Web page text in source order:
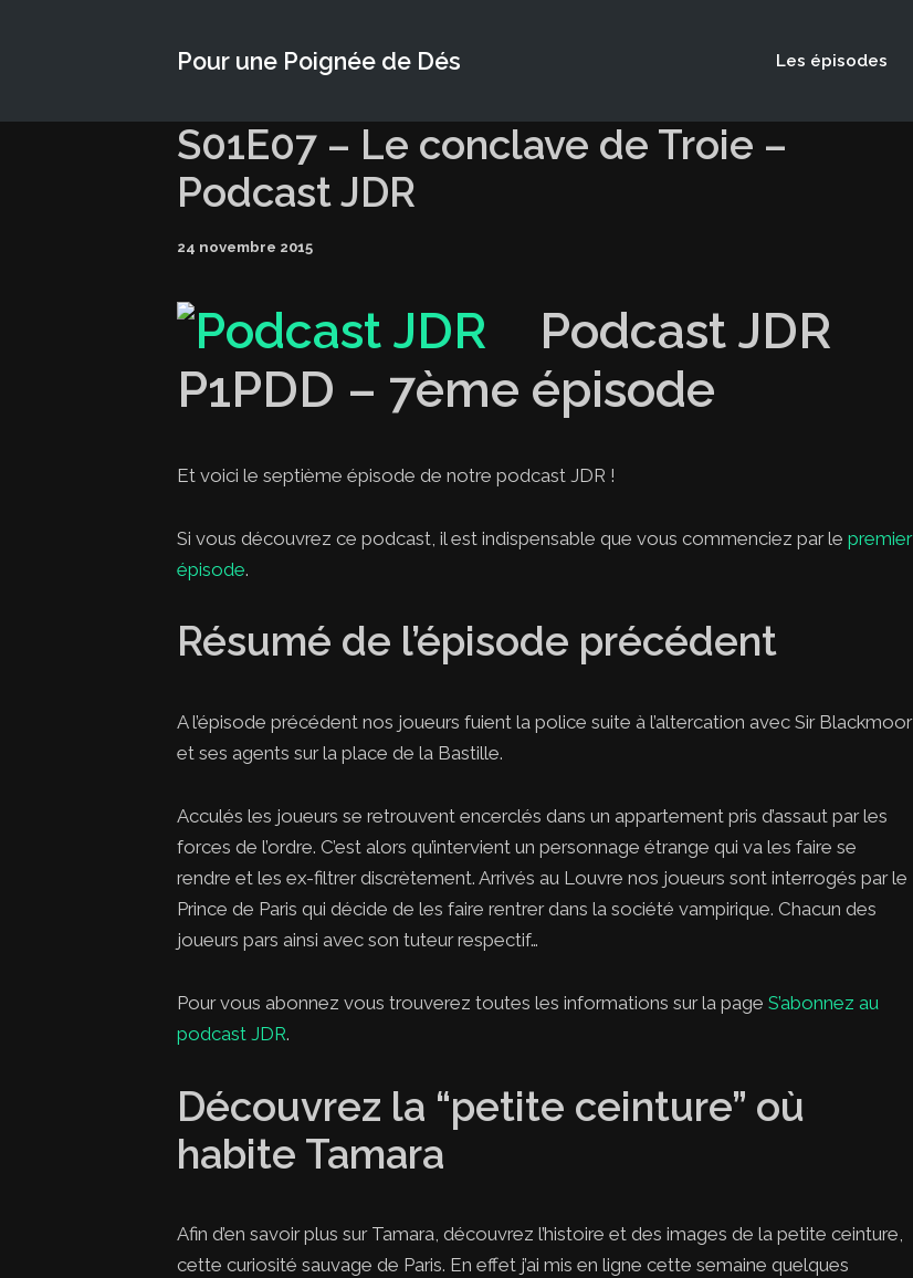
Pour une Poignée de Dés Les épisodes
S01E07 – Le conclave de Troie –
Podcast JDR
24 novembre 2015
Podcast JDR
P1PDD – 7ème épisode
Et voici le septième épisode de notre podcast JDR !
Si vous découvrez ce podcast, il est indispensable que vous commenciez par le premier
épisode.
Résumé de l’épisode précédent
A l’épisode précédent nos joueurs fuient la police suite à l’altercation avec Sir Blackmoor
et ses agents sur la place de la Bastille.
Acculés les joueurs se retrouvent encerclés dans un appartement pris d’assaut par les
forces de l’ordre. C’est alors qu’intervient un personnage étrange qui va les faire se
rendre et les ex-filtrer discrètement. Arrivés au Louvre nos joueurs sont interrogés par le
Prince de Paris qui décide de les faire rentrer dans la société vampirique. Chacun des
joueurs pars ainsi avec son tuteur respectif…
Pour vous abonnez vous trouverez toutes les informations sur la page S’abonnez au
podcast JDR.
Découvrez la “petite ceinture” où
habite Tamara
Afin d’en savoir plus sur Tamara, découvrez l’histoire et des images de la petite ceinture,
cette curiosité sauvage de Paris. En effet j’ai mis en ligne cette semaine quelques